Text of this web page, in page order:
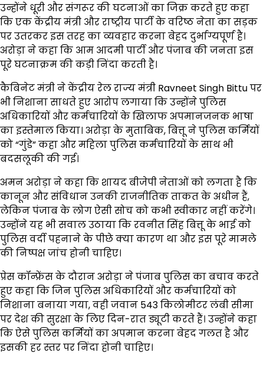
उन्होंने धूरी और संगरूर की घटनाओं का जिक्र करते हुए कहा
कि एक केंद्रीय मंत्री और राष्ट्रीय पार्टी के वरिष्ठ नेता का सड़क
पर उतरकर इस तरह का व्यवहार करना बेहद दुर्भाग्यपूर्ण है।
अरोड़ा ने कहा कि आम आदमी पार्टी और पंजाब की जनता इस
पूरे घटनाक्रम की कड़ी निंदा करती है।
कैबिनेट मंत्री ने केंद्रीय रेल राज्य मंत्री Ravneet Singh Bittuपर
भी निशाना साधते हुए आरोप लगाया कि उन्होंने पुलिस
अधिकारियों और कर्मचारियों के खिलाफ अपमानजनक भाषा
का इस्तेमाल किया। अरोड़ा के मुताबिक, बित्तू ने पुलिस कर्मियों
को “गुंडे” कहा और महिला पुलिस कर्मचारियों के साथ भी
बदसलूकी की गई।
अमन अरोड़ा ने कहा कि शायद बीजेपी नेताओं को लगता है कि
कानून और संविधान उनकी राजनीतिक ताकत के अधीन हैं,
लेकिन पंजाब के लोग ऐसी सोच को कभी स्वीकार नहीं करेंगे।
उन्होंने यह भी सवाल उठाया कि रवनीत सिंह बित्तू के भाई को
पुलिस वर्दी पहनाने के पीछे क्या कारण था और इस पूरे मामले
की निष्पक्ष जांच होनी चाहिए।
प्रेस कॉन्फ्रेंस के दौरान अरोड़ा ने पंजाब पुलिस का बचाव करते
हुए कहा कि जिन पुलिस अधिकारियों और कर्मचारियों को
निशाना बनाया गया, वही जवान 543 किलोमीटर लंबी सीमा
पर देश की सुरक्षा के लिए दिन-रात ड्यूटी करते हैं। उन्होंने कहा
कि ऐसे पुलिस कर्मियों का अपमान करना बेहद गलत है और
इसकी हर स्तर पर निंदा होनी चाहिए।